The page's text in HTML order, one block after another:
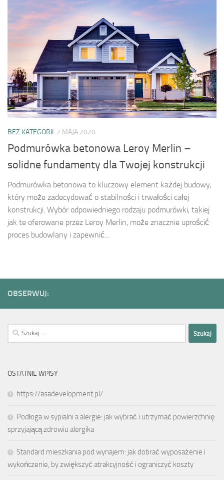
BEZ KATEGORII 2 MAJA 2020
Podmurówka betonowa Leroy Merlin –
solidne fundamenty dla Twojej konstrukcji
Podmurówka betonowa to kluczowy element każdej budowy,
który może zadecydować o stabilności i trwałości całej
konstrukcji. Wybór odpowiedniego rodzaju podmurówki, takiej
jak te oferowane przez Leroy Merlin, może znacznie uprościć
proces budowlany i zapewnić...
OBSERWUJ:
Szukaj:
OSTATNIE WPISY
https://asadevelopment.pl/
Podłoga w sypialni a alergie: jak wybrać i utrzymać powierzchnię
sprzyjającą zdrowiu alergika
Standard mieszkania pod wynajem: jak dobrać wyposażenie i
wykończenie, by zwiększyć atrakcyjność i ograniczyć koszty